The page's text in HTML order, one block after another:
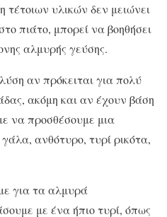
υλικών δεν μειώνει
πιάτο, μπορεί να βοηθήσει
αλμυρής γεύσης.
αν πρόκειται για πολύ
ακόμη και αν έχουν βάση
να προσθέσουμε μια
ανθότυρο, τυρί ρικότα,
για τα αλμυρά
με ένα ήπιο τυρί, όπως